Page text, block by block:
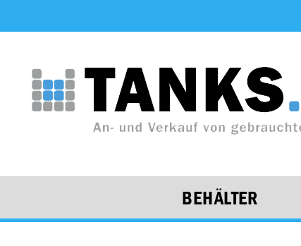
BEHÄLTER